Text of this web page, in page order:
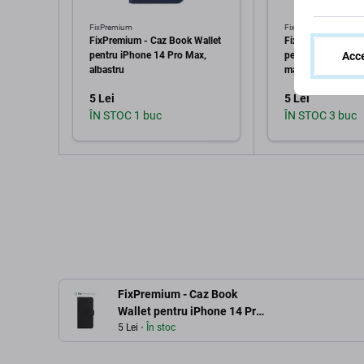
FixPremium
FixPremium - Caz Book Wallet
pentru iPhone 14 Pro Max,
albastru
5 Lei
ÎN STOC 1 buc
FixPremium
FixPremium -
pentru iPhone 14
maro
5 Lei
ÎN STOC 3 buc
FixPremium - Caz Book
Wallet pentru iPhone 14 Pro
Max, negru
5 Lei În stoc